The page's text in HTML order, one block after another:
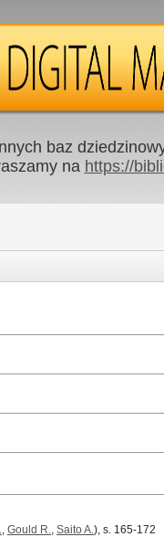
baz
na https://
, Gould R., Saito A.), s. 165-172